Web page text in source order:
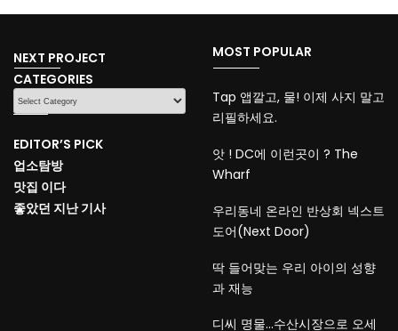
NEXT PROJECT
CATEGORIES
CATEGORIES
EDITOR’S PICK
업소탐방
맛집 이다
좋았던 지난 기사
MOST POPULAR
Tap 앱깔고, 물! 이제 사지 말고
리필하세요.
앗 ! DC에 이런곳이 ? The
Wharf
우리동네 온라인 반상회 넥스트
도어(Next Door)
딱 들어맞는 우리 아이의 성향
과 재능
디씨 명물…수산시장으로 오세